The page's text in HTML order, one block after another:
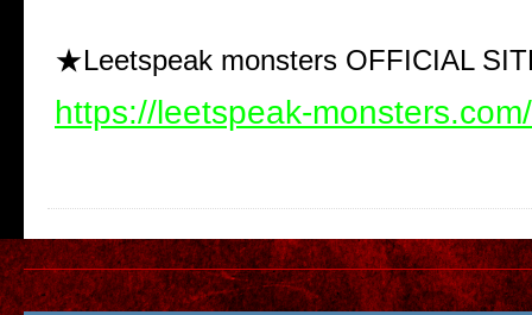
★Leetspeak monsters OFFICIAL
https://leetspeak-monsters.com/